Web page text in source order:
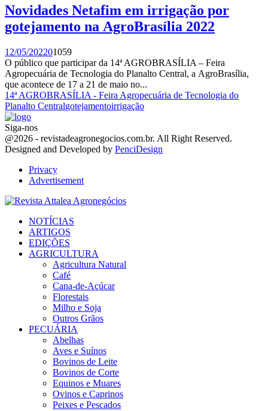
Novidades Netafim em irrigação por
gotejamento na AgroBrasília 2022
12/05/202201059
O público que participar da 14ª AGROBRASÍLIA – Feira
Agropecuária de Tecnologia do Planalto Central, a AgroBrasília,
que acontece de 17 a 21 de maio no...
14ª AGROBRASÍLIA - Feira Agropecuária de Tecnologia do
Planalto Centralgotejamentoirrigação
Siga-nos
Facebook
Twitter
Instagram
Linkedin
Youtube
Email
@2026 - revistadeagronegocios.com.br. All Right Reserved.
Designed and Developed by PenciDesign
Privacy
Advertisement
NOTÍCIAS
ARTIGOS
EDIÇÕES
AGRICULTURA
Agricultura Natural
Café
Cana-de-Açúcar
Florestais
Milho e Soja
Outros Grãos
PECUÁRIA
Abelhas
Aves e Suínos
Bovinos de Leite
Bovinos de Corte
Equinos e Muares
Ovinos e Caprinos
Peixes e Pescados